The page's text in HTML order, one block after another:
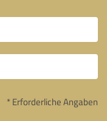
* Erforderliche Angaben